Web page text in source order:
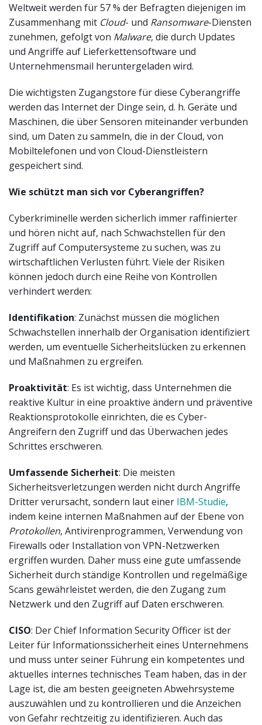
Weltweit werden für 57 % der Befragten diejenigen im
Zusammenhang mit Cloud- und Ransomware-Diensten
zunehmen, gefolgt von Malware, die durch Updates
und Angriffe auf Lieferkettensoftware und
Unternehmensmail heruntergeladen wird.
Die wichtigsten Zugangstore für diese Cyberangriffe
werden das Internet der Dinge sein, d. h. Geräte und
Maschinen, die über Sensoren miteinander verbunden
sind, um Daten zu sammeln, die in der Cloud, von
Mobiltelefonen und von Cloud-Dienstleistern
gespeichert sind.
Wie schützt man sich vor Cyberangriffen?
Cyberkriminelle werden sicherlich immer raffinierter
und hören nicht auf, nach Schwachstellen für den
Zugriff auf Computersysteme zu suchen, was zu
wirtschaftlichen Verlusten führt. Viele der Risiken
können jedoch durch eine Reihe von Kontrollen
verhindert werden:
Identifikation: Zunächst müssen die möglichen
Schwachstellen innerhalb der Organisation identifiziert
werden, um eventuelle Sicherheitslücken zu erkennen
und Maßnahmen zu ergreifen.
Proaktivität: Es ist wichtig, dass Unternehmen die
reaktive Kultur in eine proaktive ändern und präventive
Reaktionsprotokolle einrichten, die es Cyber-
Angreifern den Zugriff und das Überwachen jedes
Schrittes erschweren.
Umfassende Sicherheit: Die meisten
Sicherheitsverletzungen werden nicht durch Angriffe
Dritter verursacht, sondern laut einer IBM-Studie,
indem keine internen Maßnahmen auf der Ebene von
Protokollen, Antivirenprogrammen, Verwendung von
Firewalls oder Installation von VPN-Netzwerken
ergriffen wurden. Daher muss eine gute umfassende
Sicherheit durch ständige Kontrollen und regelmäßige
Scans gewährleistet werden, die den Zugang zum
Netzwerk und den Zugriff auf Daten erschweren.
CISO: Der Chief Information Security Officer ist der
Leiter für Informationssicherheit eines Unternehmens
und muss unter seiner Führung ein kompetentes und
aktuelles internes technisches Team haben, das in der
Lage ist, die am besten geeigneten Abwehrsysteme
auszuwählen und zu kontrollieren und die Anzeichen
von Gefahr rechtzeitig zu identifizieren. Auch das